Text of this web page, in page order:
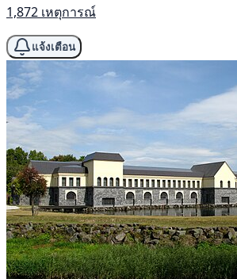
1,872 เหตุการณ์
แจ้งเตือน